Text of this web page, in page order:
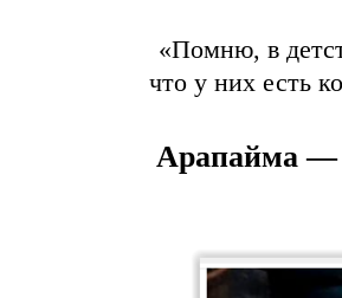
«Помню, в
что у них есть
Арапайма —